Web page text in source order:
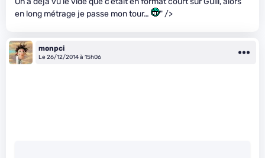
en long métrage je passe mon tour…
" />
monpci
Le 26/12/2014 à 15h06